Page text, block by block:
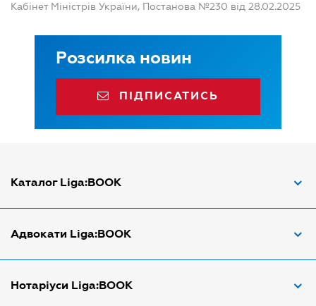
Кабінет Міністрів України, Постанова №230 від 28.02.2025
Розсилка новин
ПІДПИСАТИСЬ
Каталог Liga:BOOK
Адвокат по ДТП
Арбітражний керуючий
Адвокати Liga:BOOK
Адвокати Дніпра
Нотаріуси Liga:BOOK